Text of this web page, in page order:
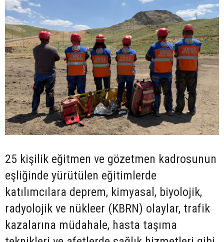
25 kişilik eğitmen ve gözetmen kadrosunun
eşliğinde yürütülen eğitimlerde
katılımcılara deprem, kimyasal, biyolojik,
radyolojik ve nükleer (KBRN) olaylar, trafik
kazalarına müdahale, hasta taşıma